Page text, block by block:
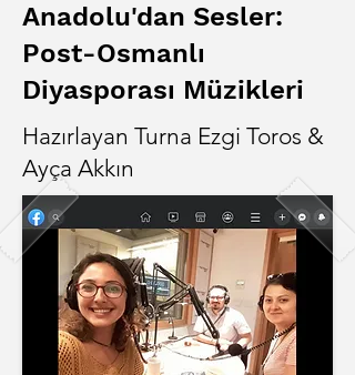
Anadolu'dan Sesler:
Post-Osmanlı
Diyasporası Müzikleri
Hazırlayan Turna Ezgi Toros &
Ayça Akkın